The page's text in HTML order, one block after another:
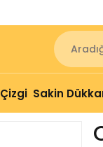
Sakin